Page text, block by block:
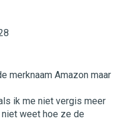
merknaam Amazon maar
ik me niet vergis meer
weet hoe ze de